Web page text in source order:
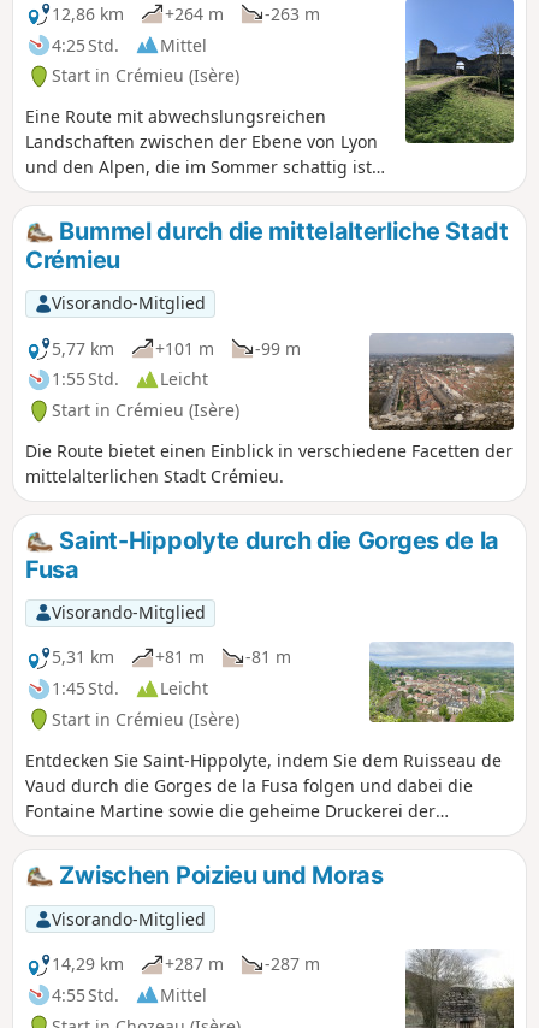
12,86 km
+264 m
-263 m
4:25 Std.
Mittel
Start in Crémieu (Isère)
Eine Route mit abwechslungsreichen
Landschaften zwischen der Ebene von Lyon
und den Alpen, die im Sommer schattig ist
und einen Blick auf die Alpen bietet.
Bummel durch die mittelalterliche Stadt
Crémieu
Visorando-Mitglied
5,77 km
+101 m
-99 m
1:55 Std.
Leicht
Start in Crémieu (Isère)
Die Route bietet einen Einblick in verschiedene Facetten der
mittelalterlichen Stadt Crémieu.
Saint-Hippolyte durch die Gorges de la
Fusa
Visorando-Mitglied
5,31 km
+81 m
-81 m
1:45 Std.
Leicht
Start in Crémieu (Isère)
Entdecken Sie Saint-Hippolyte, indem Sie dem Ruisseau de
Vaud durch die Gorges de la Fusa folgen und dabei die
Fontaine Martine sowie die geheime Druckerei der
Résistance kennenlernen.
Zwischen Poizieu und Moras
Visorando-Mitglied
14,29 km
+287 m
-287 m
4:55 Std.
Mittel